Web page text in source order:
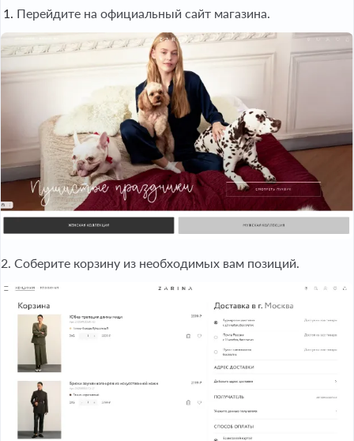
Перейдите на официальный сайт магазина.
2. Соберите корзину из необходимых вам позиций.